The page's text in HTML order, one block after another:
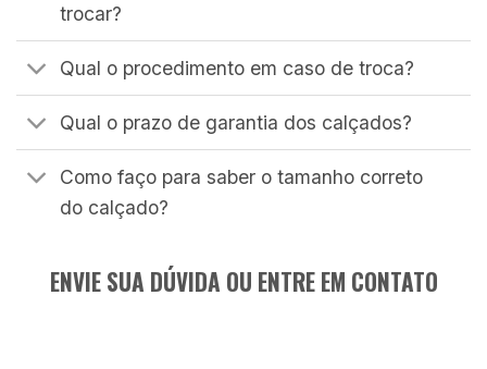
trocar?
Qual o procedimento em caso de troca?
Qual o prazo de garantia dos calçados?
Como faço para saber o tamanho correto
do calçado?
ENVIE SUA DÚVIDA OU ENTRE EM CONTATO